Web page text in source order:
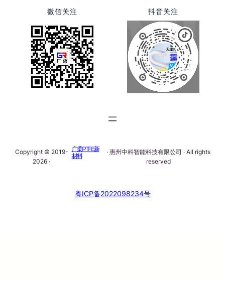
微信关注 抖音关注
Copyright © 2019-
2026 ·
广柔PTFE新
材料
· 惠州中科智能科技有限公司 · All rights
reserved
粤ICP备2022098234号